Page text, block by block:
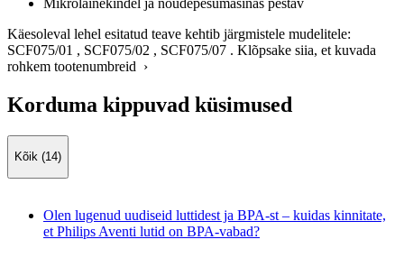
Mikrolainekindel ja nõudepesumasinas pestav
Käesoleval lehel esitatud teave kehtib järgmistele mudelitele:
SCF075/01 , SCF075/02 , SCF075/07 . Klõpsake siia, et kuvada
rohkem tootenumbreid ›
Korduma kippuvad küsimused
Kõik (14)
Olen lugenud uudiseid luttidest ja BPA-st – kuidas kinnitate,
et Philips Aventi lutid on BPA-vabad?